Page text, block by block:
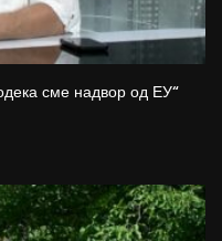
сме надвор од ЕУ“